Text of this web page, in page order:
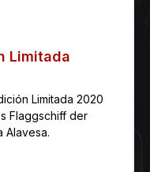
Limitada
Limitada 2020
Flaggschiff der
Alavesa.